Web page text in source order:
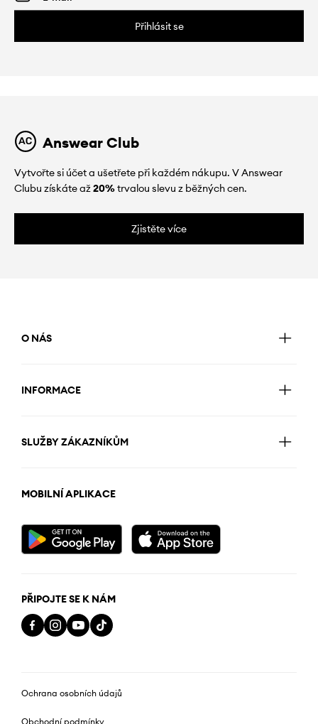
Přihlásit se
Answear Club
Vytvořte si účet a ušetřete při každém nákupu. V Answear
Clubu získáte až20%trvalou slevu z běžných cen.
Zjistěte více
O NÁS
INFORMACE
SLUŽBY ZÁKAZNÍKŮM
MOBILNÍ APLIKACE
PŘIPOJTE SE K NÁM
Ochrana osobních údajů
Obchodní podmínky